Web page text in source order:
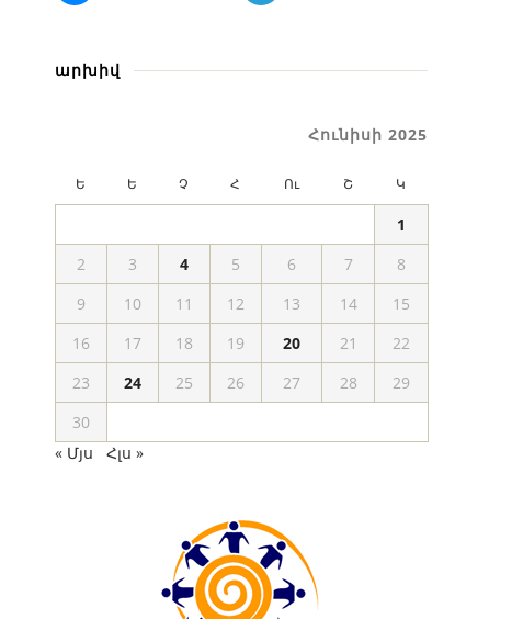
արխիվ
Հունիսի 2025
Ե Ե Չ Հ Ու Շ Կ
1
2
3 4 5 6 7
8
9
10 11 12 13 14
15
16
17 18 19 20 21
22
23
24 25 26 27 28
29
30
« Մյս
Հլս »